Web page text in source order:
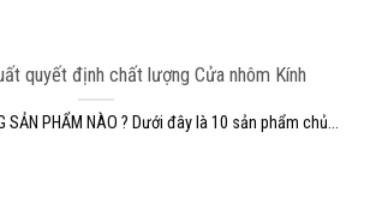
quyết định chất lượng Cửa nhôm Kính
SẢN PHẨM NÀO ? Dưới đây là 10 sản phẩm chủ...